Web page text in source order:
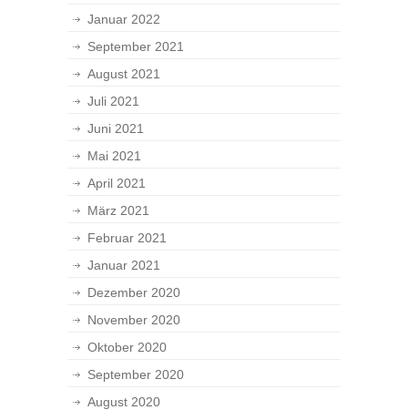
Januar 2022
September 2021
August 2021
Juli 2021
Juni 2021
Mai 2021
April 2021
März 2021
Februar 2021
Januar 2021
Dezember 2020
November 2020
Oktober 2020
September 2020
August 2020